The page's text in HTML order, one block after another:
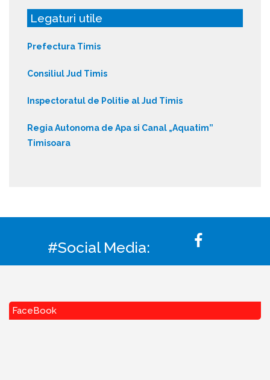
Legaturi utile
Prefectura Timis
Consiliul Jud Timis
Inspectoratul de Politie al Jud Timis
Regia Autonoma de Apa si Canal „Aquatim”
Timisoara
#Social Media:
FaceBook